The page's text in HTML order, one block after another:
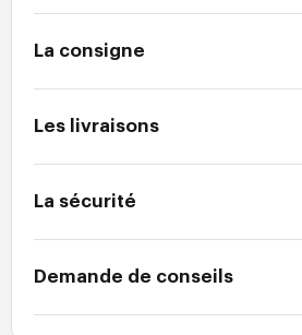
La consigne
Les livraisons
La sécurité
Demande de conseils